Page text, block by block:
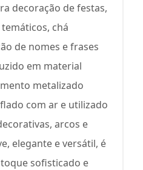
decoração de festas,
chá
de nomes e frases
em material
metalizado
com ar e utilizado
arcos e
elegante e versátil, é
sofisticado e